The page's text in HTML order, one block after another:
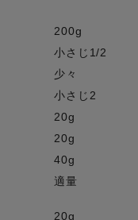
200g
小さじ1/2
少々
小さじ2
20g
20g
40g
適量
20g